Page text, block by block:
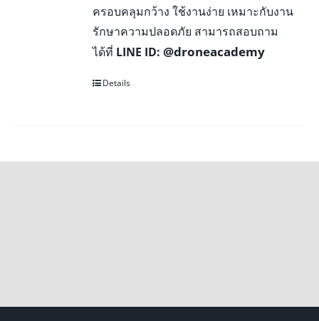
ครอบคลุมกว้าง ใช้งานง่าย เหมาะกับงาน
รักษาความปลอดภัย สามารถสอบถาม
ได้ที่ LINE ID:@droneacademy
Details